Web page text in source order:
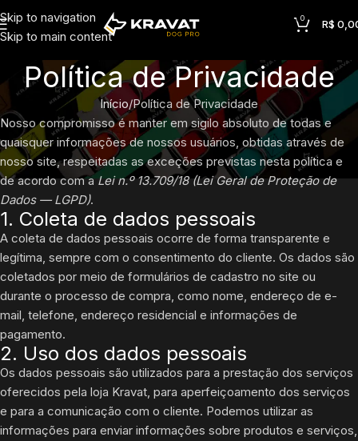
Skip to navigation
Skip to main content
0 R$
Política de Privacidade
Início Política de Privacidade
Nosso compromisso é manter em sigilo absoluto de todas e
quaisquer informações de nossos usuários, obtidas através de
nosso site, respeitadas as exceções previstas nesta política e
de acordo com a Lei n.º 13.709/18 (Lei Geral de Proteção de
Dados — LGPD).
1. Coleta de dados pessoais
A coleta de dados pessoais ocorre de forma transparente e
legítima, sempre com o consentimento do cliente. Os dados são
coletados por meio de formulários de cadastro no site ou
durante o processo de compra, como nome, endereço de e-
mail, telefone, endereço residencial e informações de
pagamento.
2. Uso dos dados pessoais
Os dados pessoais são utilizados para a prestação dos serviços
oferecidos pela loja Kravat, para aperfeiçoamento dos serviços
e para a comunicação com o cliente. Podemos utilizar as
informações para enviar informações sobre produtos e serviços,